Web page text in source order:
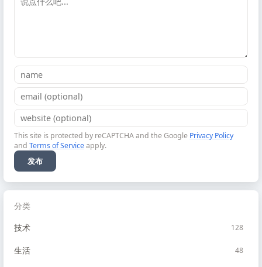
分类
技术
128
生活 48
This site is protected by reCAPTCHA and the Google Privacy Policy
and Terms of Serviceapply.
发布